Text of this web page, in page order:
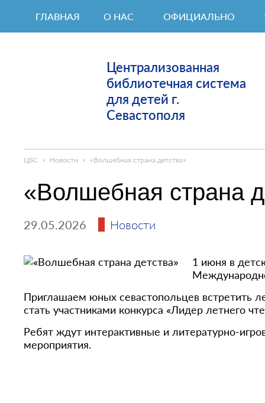
ГЛАВНАЯ О НАС ОФИЦИАЛЬНО
Централизованная
библиотечная система
для детей г.
Севастополя
ЦБС › Новости › «Волшебная страна детства»
«Волшебная страна
29.05.2026 Новости
1 июня в
Приглашаем юных севастопольцев встретить
стать участниками конкурса «Лидер летнего
Ребят ждут интерактивные и литературно-
мероприятия.